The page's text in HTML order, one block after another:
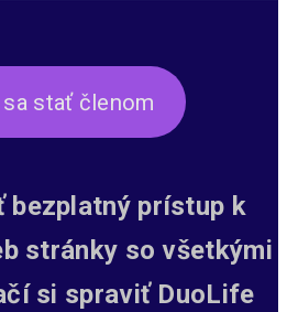
sa stať členom
bezplatný prístup k
stránky so všetkými
si spraviť DuoLife